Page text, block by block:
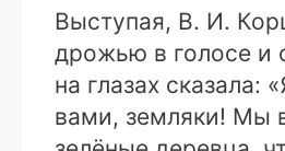
Выступая, В. И.
дрожью в голосе и
на глазах сказала:
вами, земляки! Мы